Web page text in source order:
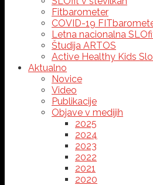
Fitbarometer
COVID-19
Letna nacionalna
Študija ARTOS
Active Healthy Kids
Aktualno
Novice
Video
Publikacije
Objave v medijih
2025
2024
2023
2022
2021
2020